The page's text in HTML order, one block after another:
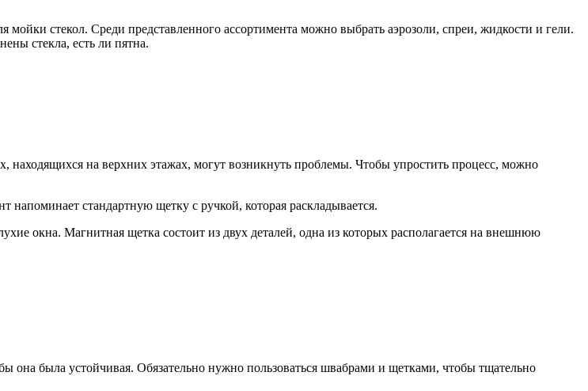
стекол. Среди представленного ассортимента можно выбрать аэрозоли, спреи, жидкости и гели.
стекла, есть ли пятна.
на верхних этажах, могут возникнуть проблемы. Чтобы упростить процесс, можно
стандартную щетку с ручкой, которая раскладывается.
окна. Магнитная щетка состоит из двух деталей, одна из которых располагается на внешнюю
она была устойчивая. Обязательно нужно пользоваться швабрами и щетками, чтобы тщательно